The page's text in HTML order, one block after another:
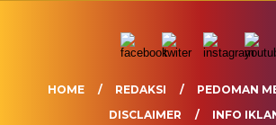
HOME REDAKSI
PEDOMAN
DISCLAIMER
INFO